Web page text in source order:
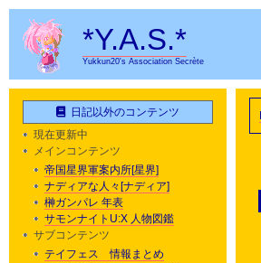
*Y.A.S.*
Yukkun20's Association Secrète
日記以外のコンテンツ
現在更新中
メインコンテンツ
帝国星界軍案内所[星界]
ナディアな人々[ナディア]
榊ガンパレ 年表
サモンナイトU:X 人物図鑑
サブコンテンツ
テイフェス 情報まとめ